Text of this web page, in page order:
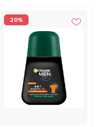
20%